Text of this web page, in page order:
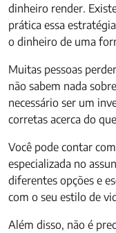
dinheiro render.
prática essa
o dinheiro de uma
Muitas pessoas
não sabem nada
necessário ser um
corretas acerca do
Você pode contar
especializada no
diferentes opções e
com o seu estilo de
Além disso, não é